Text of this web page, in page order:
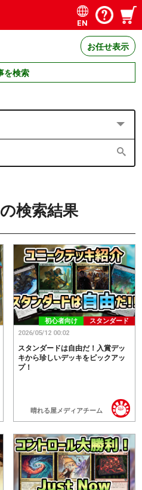
EN
お任せ表示
を検索
の検索結果
初心者向け スタンダード
晴れる屋メディアチーム
スタンダードは自由だ！入賞デッ
キから珍しいデッキをピックアッ
プ！
2026/05/12 00:02